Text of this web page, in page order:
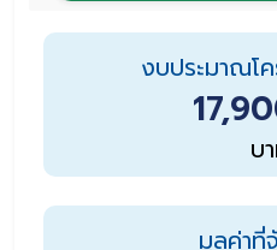
งบประมาณโ
บ
มูลค่าที่